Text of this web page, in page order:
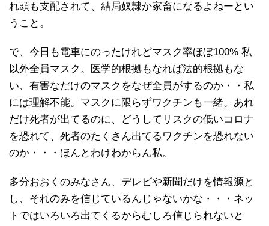
れ頭も支配されて、結局奴隷か家畜になるよねーとい
うこと。
で、今日も電車にのったけれどマスク率ほぼ100% 私
以外全員マスク。医学的根拠もなれば法的根拠もな
い、有害なだけのマスクをなぜ全員がするのか・・私
には理解不能。マスクに限らずワクチンも一緒。あれ
だけ死者が出てるのに、どうしてリスクの低いコロナ
を恐れて、死者のたくさん出てるワクチンを恐れない
のか・・・ほんとわけわからん私。
多分おおくのみなさん、デレビや新聞だけを情報源と
し、それのみを信じているんじゃないかな・・・ネッ
トではいろいろ出てくるからむしろ信じられないと